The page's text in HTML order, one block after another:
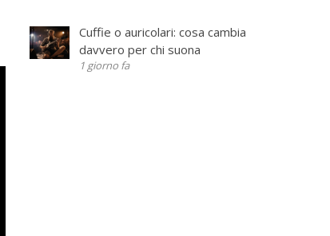
Cuffie o auricolari: cosa cambia
davvero per chi suona
1 giorno fa